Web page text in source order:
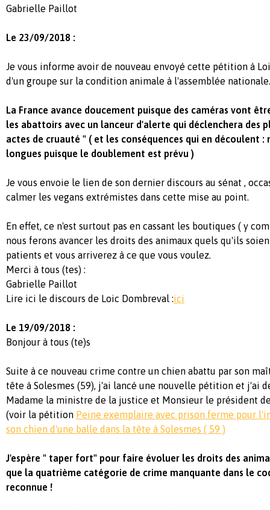
Gabrielle Paillot
Le 23/09/2018 :
Je vous informe avoir de nouveau envoyé cette pétition à
d'un groupe sur la condition animale à l'assemblée nationale.
La France avance doucement puisque des caméras vont
les abattoirs avec un lanceur d'alerte qui déclenchera des
actes de cruauté " ( et les conséquences qui en découlent
longues puisque le doublement est prévu )
Je vous envoie le lien de son dernier discours au sénat ,
calmer les vegans extrémistes dans cette mise au point.
En effet, ce n'est surtout pas en cassant les boutiques ( y
nous ferons avancer les droits des animaux quels qu'ils
patients et vous arriverez à ce que vous voulez.
Merci à tous (tes) :
Gabrielle Paillot
Lire ici le discours de Loic Dombreval :ici
Le 19/09/2018 :
Bonjour à tous (te)s
Suite à ce nouveau crime contre un chien abattu par son
tête à Solesmes (59), j'ai lancé une nouvelle pétition et j'ai
Madame la ministre de la justice et Monsieur le président
(voir la pétition Peine exemplaire avec prison ferme pour
son chien d'une balle dans la tête à Solesmes ( 59 )
J'espère " taper fort" pour faire évoluer les droits des
que la quatrième catégorie de crime manquante dans le
reconnue !